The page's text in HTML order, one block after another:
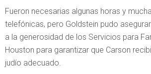
Fueron necesarias algunas horas y
telefónicas, pero Goldstein pudo
a la generosidad de los Servicios para
Houston para garantizar que Carson
judío adecuado.